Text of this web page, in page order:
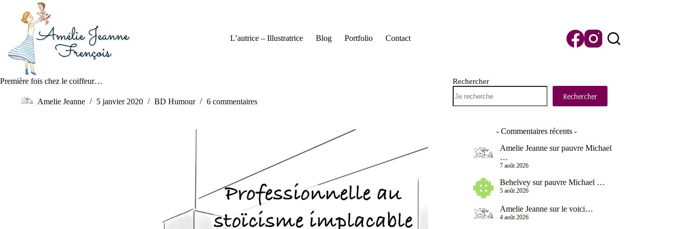
L’autrice – Illustratrice Blog Portfolio Contact
Première fois chez le coiffeur…
Amelie Jeanne 5 janvier 2020 BD Humour 6 commentaires
Rechercher
Rechercher
- Commentaires récents -
Amelie Jeanne surpauvre Michael
…
7 août 2026
Behelvey surpauvre Michael …
5 août 2026
Amelie Jeanne surle voici…
4 août 2026